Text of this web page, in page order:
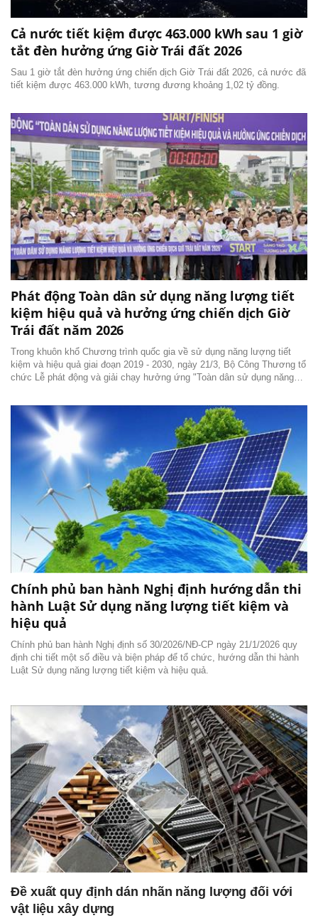
Cả nước tiết kiệm được 463.000 kWh sau 1 giờ
tắt đèn hưởng ứng Giờ Trái đất 2026
Sau 1 giờ tắt đèn hưởng ứng chiến dịch Giờ Trái đất 2026, cả nước đã
tiết kiệm được 463.000 kWh, tương đương khoảng 1,02 tỷ đồng.
Phát động Toàn dân sử dụng năng lượng tiết
kiệm hiệu quả và hưởng ứng chiến dịch Giờ
Trái đất năm 2026
Trong khuôn khổ Chương trình quốc gia về sử dụng năng lượng tiết
kiệm và hiệu quả giai đoạn 2019 - 2030, ngày 21/3, Bộ Công Thương tổ
chức Lễ phát động và giải chạy hưởng ứng "Toàn dân sử dụng năng
2026" tại không gian văn hóa sáng...
Chính phủ ban hành Nghị định hướng dẫn thi
hành Luật Sử dụng năng lượng tiết kiệm và
hiệu quả
Chính phủ ban hành Nghị định số 30/2026/NĐ-CP ngày 21/1/2026 quy
định chi tiết một số điều và biện pháp để tổ chức, hướng dẫn thi hành
Luật Sử dụng năng lượng tiết kiệm và hiệu quả.
Đề xuất quy định dán nhãn năng lượng đối với
vật liệu xây dựng